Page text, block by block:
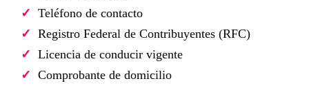
Teléfono de contacto
Registro Federal de Contribuyentes (RFC)
Licencia de conducir vigente
Comprobante de domicilio